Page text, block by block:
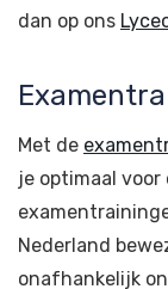
dan op ons
Met de
je optimaal voor
Nederland
onafhankelijk